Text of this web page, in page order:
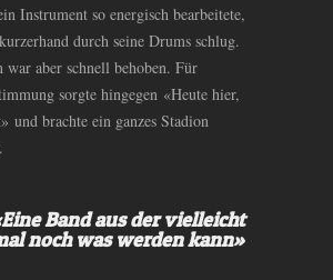
Instrument so energisch bearbeitete,
durch seine Drums schlug.
war aber schnell behoben. Für
sorgte hingegen «Heute hier,
und brachte ein ganzes Stadion
Band aus der vielleicht
noch was werden kann»